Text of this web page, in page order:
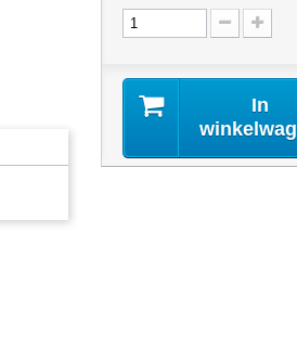
In